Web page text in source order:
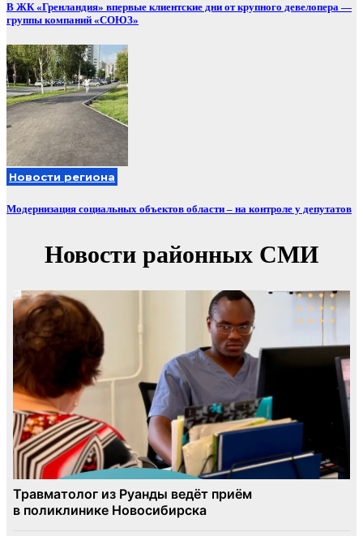
В ЖК «Гренландия» впервые клиентские дни от крупного девелопера —
группы компаний «СОЮЗ»
Новости региона
Модернизация социальных объектов области – на контроле у депутатов